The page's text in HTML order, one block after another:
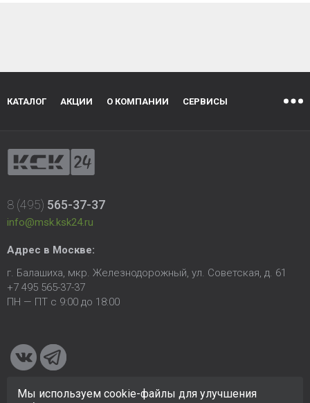
КАТАЛОГ АКЦИИ О КОМПАНИИ СЕРВИСЫ
8 (495) 565-37-37
info@msk.ksk24.ru
Адрес в Москве:
г. Балашиха, мкр. Железнодорожный, ул. Советская, д. 61
+7 495 565-37-37
ПН — ПТ с 9:00 до 18:00
© 2005-2026 ООО «КСК». Сайтhttps://msk.ksk24.ruсоздан
Мы используем cookie-файлы для улучшения